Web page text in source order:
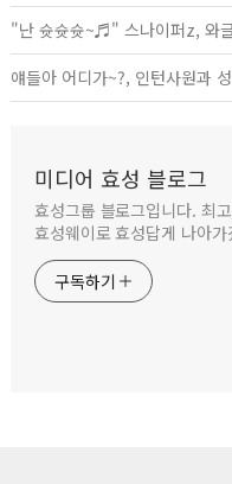
"난 슛슛슛~♬" 스나이퍼z, 와
얘들아 어디가~?, 인턴사원과
미디어 효성 블로그
효성그룹 블로그입니다. 최
효성웨이로 효성답게 나아가
구독하기